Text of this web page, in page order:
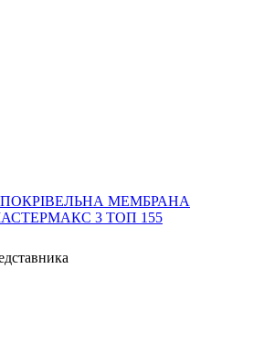
МЕМБРАНА
3 ТОП 155